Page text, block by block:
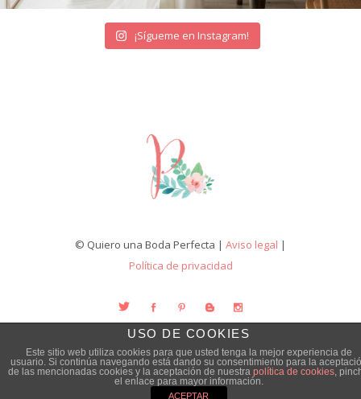
¡Sígueme en Instagram!
© Quiero una Boda Perfecta | Aviso legal |
Política de privacidad
USO DE COOKIES
Este sitio web utiliza cookies para que usted tenga la mejor experiencia de
usuario. Si continúa navegando está dando su consentimiento para la
de las mencionadas cookies y la aceptación de nuestra política de cookies,
el enlace para mayor información.
ACEPTAR